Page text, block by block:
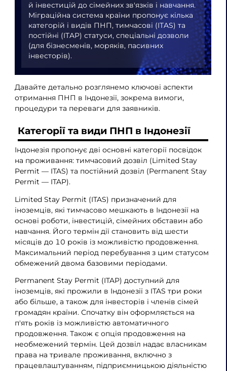
й інвестицій до сімейних зв'язків і навчання.
Міграційна система країни пропонує кілька
категорій і видів ПНП, тимчасові (ITAS) та
постійні (ITAP) статуси, спеціальні дозволи
(для бізнесменів, моряків, пасивних
інвесторів).
Давайте детально розглянемо ключові аспекти
отримання ПНП в Індонезії, зокрема вимоги,
процедури та переваги для заявників.
Категорії та види ПНП в Індонезії
Індонезія пропонує дві основні категорії посвідок
на проживання: тимчасовий дозвіл (Limited Stay
Permit — ITAS) та постійний дозвіл (Permanent Stay
Permit — ITAP).
Limited Stay Permit (ITAS) призначений для
іноземців, які тимчасово мешкають в Індонезії на
основі роботи, інвестицій, сімейних обставин або
навчання. Його термін дії становить від шести
місяців до 10 років із можливістю продовження.
Максимальний період перебування з цим статусом
обмежений двома базовими періодами.
Permanent Stay Permit (ITAP) доступний для
іноземців, які прожили в Індонезії з ITAS три роки
або більше, а також для інвесторів і членів сімей
громадян країни. Спочатку він оформляється на
п'ять років із можливістю автоматичного
продовження. Також є опція продовження на
необмежений термін. Цей дозвіл надає власникам
права на тривале проживання, включно з
працевлаштуванням, підприємницькою діяльністю